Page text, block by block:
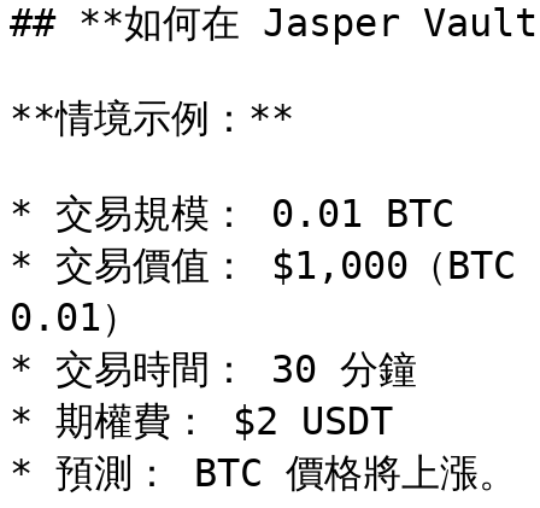
## **如何在 Jasper Vault
**情境示例：**
* 交易規模： 0.01 BTC
* 交易價值： $1,000（
0.01）
* 交易時間： 30 分鐘
* 期權費： $2 USDT
* 預測： BTC 價格將上漲。